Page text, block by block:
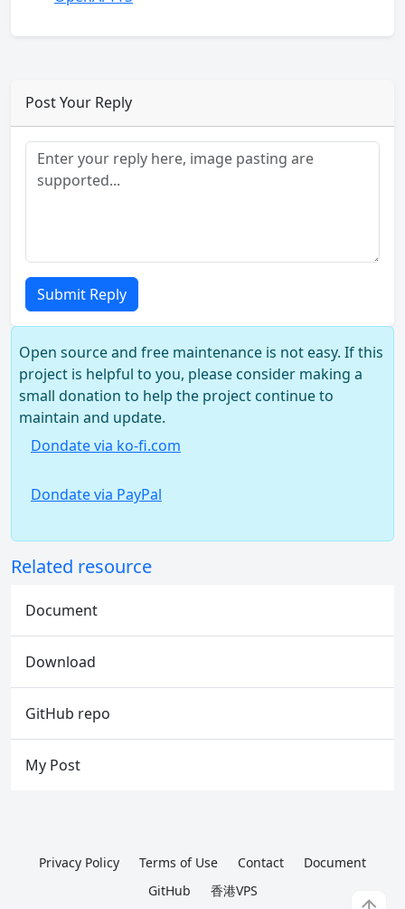
Post Your Reply
Submit Reply
Open source and free maintenance is not easy. If this
project is helpful to you, please consider making a
small donation to help the project continue to
maintain and update.
Dondate via ko-fi.com
Dondate via PayPal
Related resource
Document
Download
GitHub repo
My Post
Privacy Policy Terms of Use Contact
Document
GitHub
香港VPS